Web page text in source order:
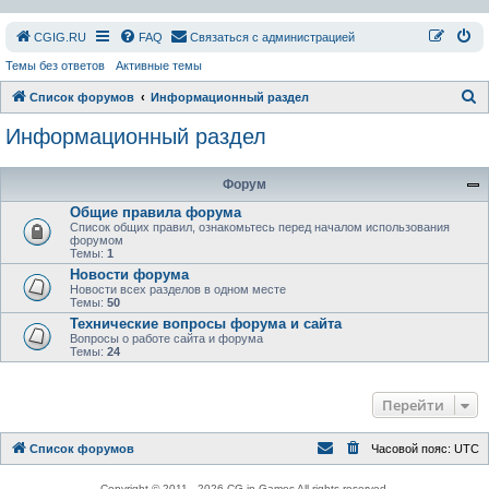
СGIG.RU FAQ Связаться с администрацией
Темы без ответов Активные темы
Список форумов Информационный раздел
к
Информационный раздел
Форум
Общие правила форума
Список общих правил, ознакомьтесь перед началом использования
форумом
Темы: 1
Новости форума
Новости всех разделов в одном месте
Темы: 50
Технические вопросы форума и сайта
Вопросы о работе сайта и форума
Темы: 24
Перейти
Список форумов Часовой пояс: UTC